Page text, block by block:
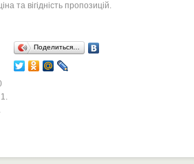
та вігідність пропозицій.
1.
.
Поделиться…